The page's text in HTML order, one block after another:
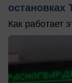
остановках
Как работает